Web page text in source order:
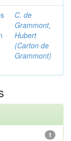
C. de
Grammont,
Hubert
(Carton de
Grammont)
1